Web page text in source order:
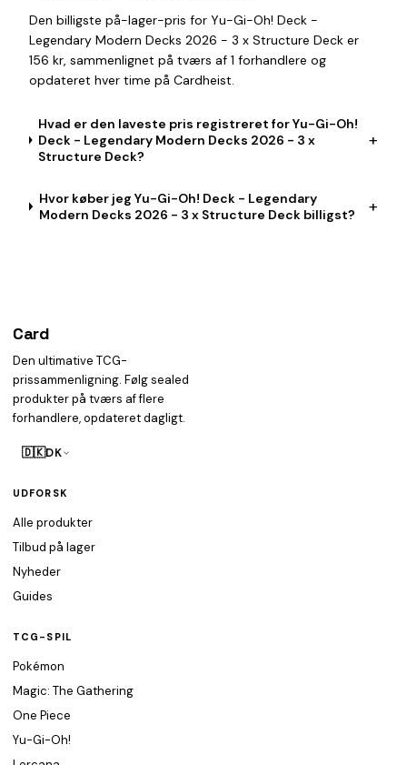
Den billigste på-lager-pris for Yu-Gi-Oh! Deck -
Legendary Modern Decks 2026 - 3 x Structure Deck er
156 kr, sammenlignet på tværs af 1 forhandlere og
opdateret hver time på Cardheist.
Hvad er den laveste pris registreret for Yu-Gi-Oh!
Deck - Legendary Modern Decks 2026 - 3 x
Structure Deck?
+
Hvor køber jeg Yu-Gi-Oh! Deck - Legendary
Modern Decks 2026 - 3 x Structure Deck billigst?
+
Card
Den ultimative TCG-
prissammenligning. Følg sealed
produkter på tværs af flere
forhandlere, opdateret dagligt.
🇩🇰DK
UDFORSK
Alle produkter
Tilbud på lager
Nyheder
Guides
TCG-SPIL
Pokémon
Magic: The Gathering
One Piece
Yu-Gi-Oh!